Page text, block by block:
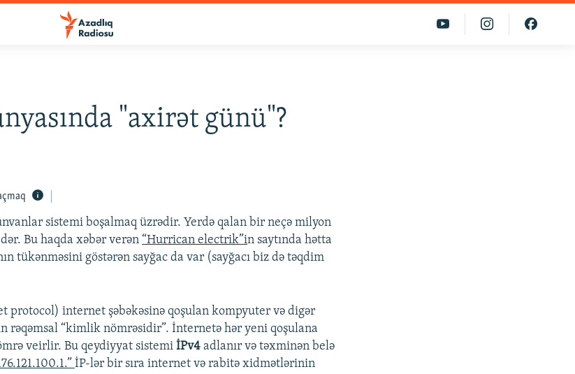
"axirət günü"?
sistemi boşalmaq üzrədir. Yerdə qalan bir neçə milyon
Bu haqda xəbər verən “Hurrican electrik”in saytında hətta
tükənməsini göstərən sayğac da var (sayğacı biz də təqdim
protocol) internet şəbəkəsinə qoşulan kompyuter və digər
rəqəmsal “kimlik nömrəsidir”. İnternetə hər yeni qoşulana
veirlir. Bu qeydiyyat sistemiİPv4 adlanır və təxminən belə
İP-lər bir sıra internet və rabitə xidmətlərinin